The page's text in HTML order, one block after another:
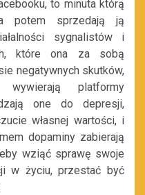
to minuta którą
potem sprzedają ją
sygnalistów i
które ona za sobą
negatywnych skutków,
platformy
one do depresji,
własnej wartości, i
dopaminy zabierają
wziąć sprawę swoje
w życiu, przestać być